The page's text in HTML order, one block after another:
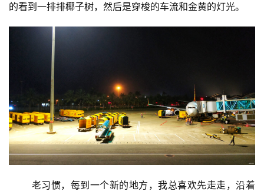
的看到一排排椰子树，然后是穿梭的车流和金黄的灯光。
老习惯，每到一个新的地方，我总喜欢先走走，沿着